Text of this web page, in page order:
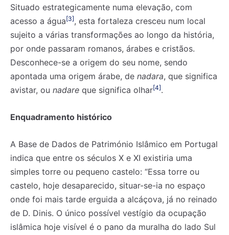
Situado estrategicamente numa elevação, com
acesso a água[3], esta fortaleza cresceu num local
sujeito a várias transformações ao longo da história,
por onde passaram romanos, árabes e cristãos.
Desconhece-se a origem do seu nome, sendo
apontada uma origem árabe, de nadara, que significa
avistar, ou nadare que significa olhar[4].
Enquadramento histórico
A Base de Dados de Património Islâmico em Portugal
indica que entre os séculos X e XI existiria uma
simples torre ou pequeno castelo: “Essa torre ou
castelo, hoje desaparecido, situar-se-ia no espaço
onde foi mais tarde erguida a alcáçova, já no reinado
de D. Dinis. O único possível vestígio da ocupação
islâmica hoje visível é o pano da muralha do lado Sul